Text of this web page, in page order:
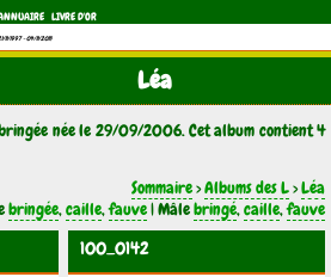
LIVRE D'OR
11/1997 - 04/11/2011)
Léa
née le 29/09/2006. Cet album contient 4
Sommaire>Albums des L>Léa
bringée,caille,fauve| Mâlebringé,caille,fauve
100_0142